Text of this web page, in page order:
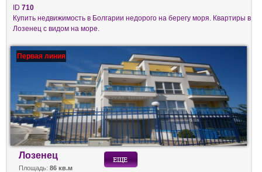
ID 710
Купить недвижимость в Болгарии недорого на берегу моря. Квартиры в
Лозенец с видом на море.
Первая линия
Лозенец
Площадь: 86 кв.м